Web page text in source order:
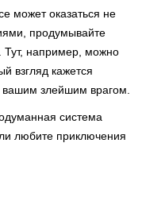
может оказаться не
продумывайте
Тут, например, можно
взгляд кажется
злейшим врагом.
система
любите приключения